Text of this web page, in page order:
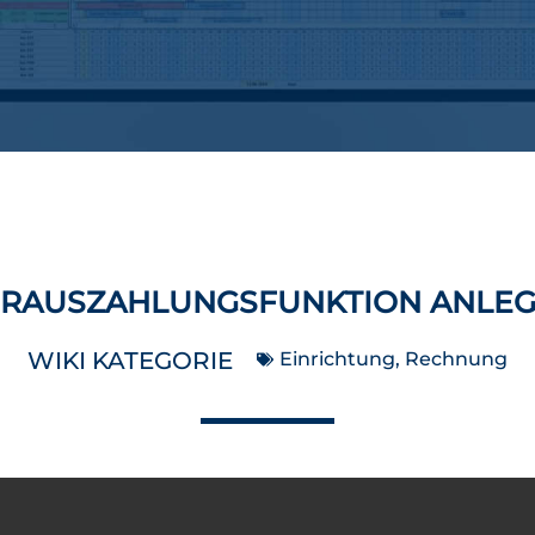
WIKI KATEGORIE Einrichtung, Rechnung